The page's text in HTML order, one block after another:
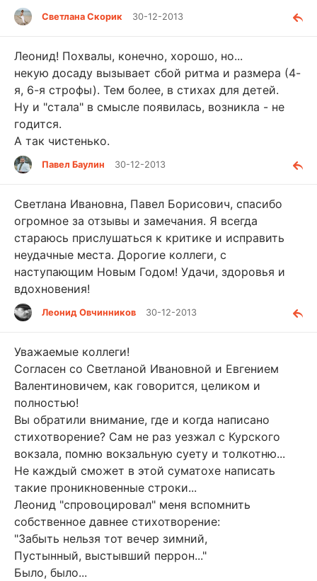
Светлана Скорик 30-12-2013
Леонид! Похвалы, конечно, хорошо, но...
некую досаду вызывает сбой ритма и размера (4-
я, 6-я строфы). Тем более, в стихах для детей.
Ну и "стала" в смысле появилась, возникла - не
годится.
А так чистенько.
Павел Баулин 30-12-2013
Светлана Ивановна, Павел Борисович, спасибо
огромное за отзывы и замечания. Я всегда
стараюсь прислушаться к критике и исправить
неудачные места. Дорогие коллеги, с
наступающим Новым Годом! Удачи, здоровья и
вдохновения!
Леонид Овчинников 30-12-2013
Уважаемые коллеги!
Согласен со Светланой Ивановной и Евгением
Валентиновичем, как говорится, целиком и
полностью!
Вы обратили внимание, где и когда написано
стихотворение? Сам не раз уезжал с Курского
вокзала, помню вокзальную суету и толкотню...
Не каждый сможет в этой суматохе написать
такие проникновенные строки...
Леонид "спровоцировал" меня вспомнить
собственное давнее стихотворение:
"Забыть нельзя тот вечер зимний,
Пустынный, выстывший перрон..."
Было, было...